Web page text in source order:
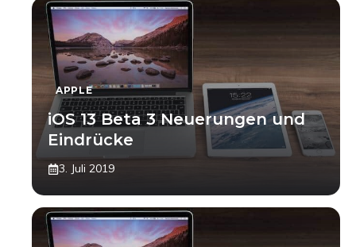
APPLE
iOS 13 Beta 3 Neuerungen und
Eindrücke
3. Juli 2019